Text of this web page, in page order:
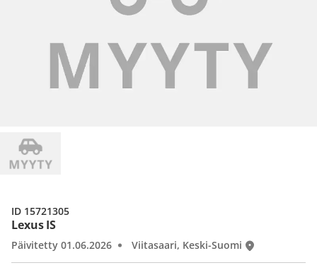
Lexus IS
Päivitetty 01.06.2026 Viitasaari, Keski-Suomi
ID 15721305